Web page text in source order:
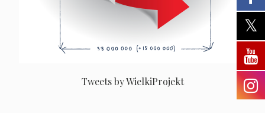
Tweets by WielkiProjekt